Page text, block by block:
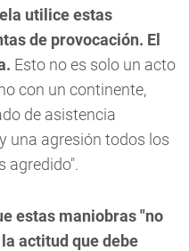
utilice estas
de provocación. El
Esto no es solo un acto
con un continente,
de asistencia
una agresión todos los
agredido".
estas maniobras "no
actitud que debe